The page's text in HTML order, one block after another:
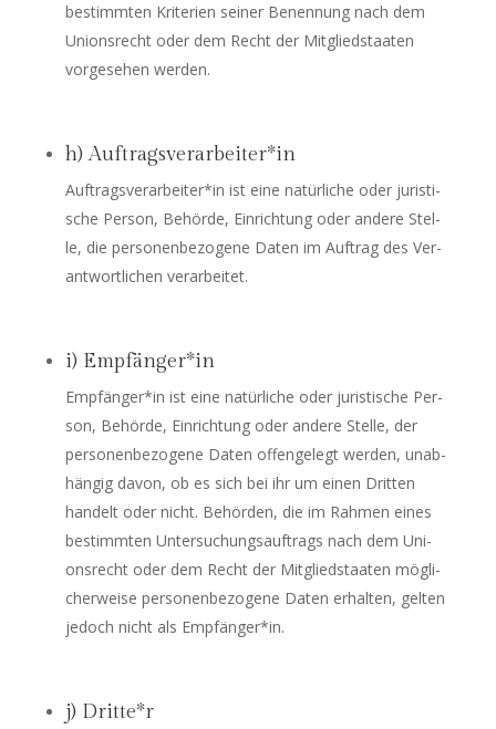
bestimm­ten Kri­te­ri­en sei­ner Benen­nung nach dem
Uni­ons­recht oder dem Recht der Mit­glied­staa­ten
vor­ge­se­hen werden.
h) Auftragsverarbeiter*in
Auftragsverarbeiter*in ist eine natür­li­che oder juris­ti­
sche Per­son, Behör­de, Ein­rich­tung oder ande­re Stel­
le, die per­so­nen­be­zo­ge­ne Daten im Auf­trag des Ver­
ant­wort­li­chen verarbeitet.
i) Empfänger*in
Empfänger*in ist eine natür­li­che oder juris­ti­sche Per­
son, Behör­de, Ein­rich­tung oder ande­re Stel­le, der
per­so­nen­be­zo­ge­ne Daten offen­ge­legt wer­den, unab­
hän­gig davon, ob es sich bei ihr um einen Drit­ten
han­delt oder nicht. Behör­den, die im Rah­men eines
bestimm­ten Unter­su­chungs­auf­trags nach dem Uni­
ons­recht oder dem Recht der Mit­glied­staa­ten mög­li­
cher­wei­se per­so­nen­be­zo­ge­ne Daten erhal­ten, gel­ten
jedoch nicht als Empfänger*in.
j) Dritte*r